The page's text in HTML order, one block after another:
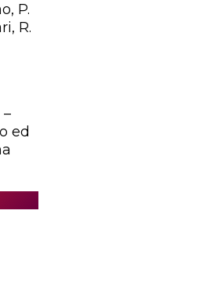
P.
R.
ed